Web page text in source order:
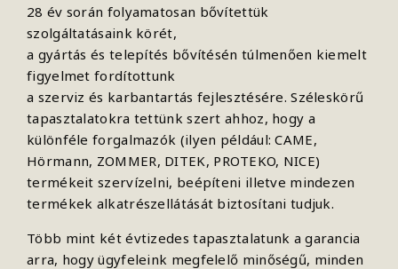
28 év során folyamatosan bővítettük
szolgáltatásaink körét,
a gyártás és telepítés bővítésén túlmenően kiemelt
figyelmet fordítottunk
a szerviz és karbantartás fejlesztésére. Széleskörű
tapasztalatokra tettünk szert ahhoz, hogy a
különféle forgalmazók (ilyen például: CAME,
Hörmann, ZOMMER, DITEK, PROTEKO, NICE)
termékeit szervízelni, beépíteni illetve mindezen
termékek alkatrészellátását biztosítani tudjuk.
Több mint két évtizedes tapasztalatunk a garancia
arra, hogy ügyfeleink megfelelő minőségű, minden